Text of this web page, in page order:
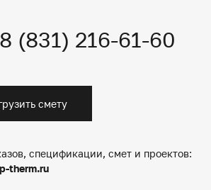
8 (831) 216-61-60
смету
спецификации, смет и проектов:
therm.ru